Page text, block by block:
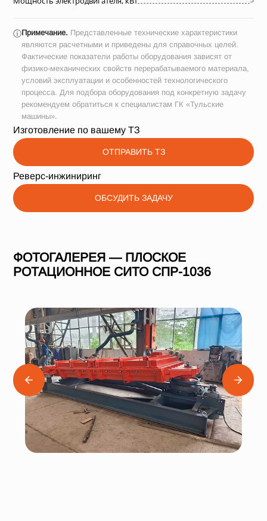
ⓘПримечание. Представленные технические характеристики
являются расчетными и приведены для справочных целей.
Фактические показатели работы оборудования зависят от
физико-механических свойств перерабатываемого материала,
условий эксплуатации и особенностей технологического
процесса. Для подбора оборудования под конкретную задачу
рекомендуем обратиться к специалистам ГК «Тульские
машины».
Изготовление по вашему ТЗ
ОТПРАВИТЬ ТЗ
Реверс-инжиниринг
ОБСУДИТЬ ЗАДАЧУ
ФОТОГАЛЕРЕЯ — ПЛОСКОЕ
РОТАЦИОННОЕ СИТО СПР-1036